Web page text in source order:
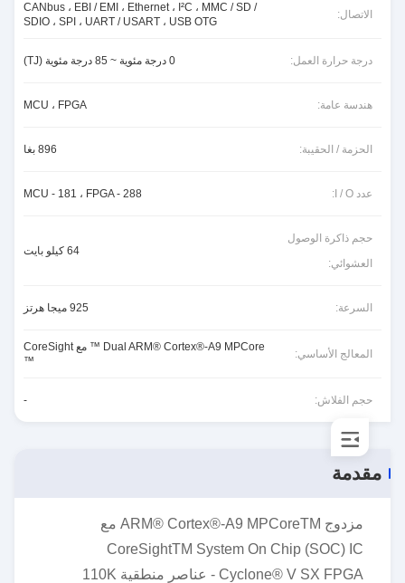
الاتصال:
CANbus ، EBI / EMI ، Ethernet ، I²C ، MMC / SD /
SDIO ، SPI ، UART / USART ، USB OTG
درجة حرارة العمل: 0 درجة مئوية ~ 85 درجة مئوية (TJ)
هندسة عامة: MCU ، FPGA
الحزمة / الحقيبة: 896 بغا
عدد I / O: MCU - 181 ، FPGA - 288
حجم ذاكرة الوصول
العشوائي:
64 كيلو بايت
السرعة: 925 ميجا هرتز
المعالج الأساسي:
Dual ARM® Cortex®-A9 MPCore ™ مع CoreSight
™
حجم الفلاش: -
مقدمة
مزدوج ARM® Cortex®-A9 MPCoreTM مع
CoreSightTM System On Chip (SOC) IC
Cyclone® V SX FPGA - عناصر منطقية 110K